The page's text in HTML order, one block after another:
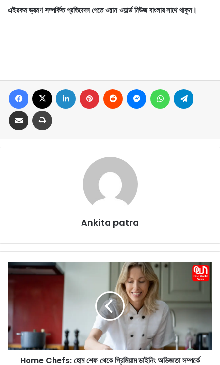
এইরকম ভ্রমণ সম্পর্কিত প্রতিবেদন পেতে ওয়ান ওয়ার্ল্ড নিউজ বাংলার সাথে থাকুন।
Ankita patra
H
o
C
e
s
Home Chefs: হোম শেফ থেকে প্রিমিয়াম ডাইনিং অভিজ্ঞতা সম্পর্কে